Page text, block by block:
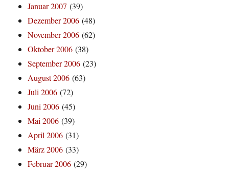
Januar 2007 (39)
Dezember 2006 (48)
November 2006 (62)
Oktober 2006 (38)
September 2006 (23)
August 2006 (63)
Juli 2006 (72)
Juni 2006 (45)
Mai 2006 (39)
April 2006 (31)
März 2006 (33)
Februar 2006 (29)